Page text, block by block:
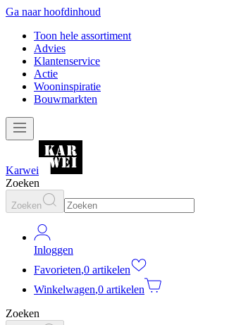
Ga naar hoofdinhoud
Toon hele assortiment
Advies
Klantenservice
Actie
Wooninspiratie
Bouwmarkten
Karwei
Zoeken
Zoeken
Inloggen
Favorieten,0 artikelen
Winkelwagen,0 artikelen
Zoeken